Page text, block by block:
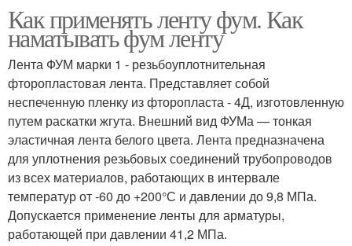
Как применять ленту фум. Как
наматывать фум ленту
Лента ФУМ марки 1 - резьбоуплотнительная
фторопластовая лента. Представляет собой
неспеченную пленку из фторопласта - 4Д, изготовленную
путем раскатки жгута. Внешний вид ФУМа — тонкая
эластичная лента белого цвета. Лента предназначена
для уплотнения резьбовых соединений трубопроводов
из всех материалов, работающих в интервале
температур от -60 до +200°С и давлении до 9,8 МПа.
Допускается применение ленты для арматуры,
работающей при давлении 41,2 МПа.